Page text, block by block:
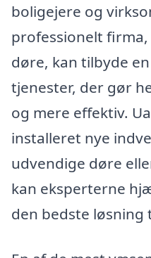
boligejere og
professionelt
døre, kan tilbyde
tjenester, der gør
og mere effektiv.
installeret nye
udvendige døre
kan eksperterne
den bedste løsning